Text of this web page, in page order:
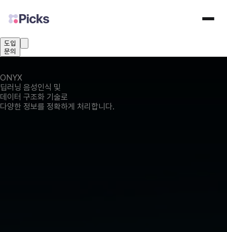
도입
문의
ONYX
딥러닝 음성인식 및
데이터 구조화 기술로
다양한 정보를 정확하게 처리합니다.